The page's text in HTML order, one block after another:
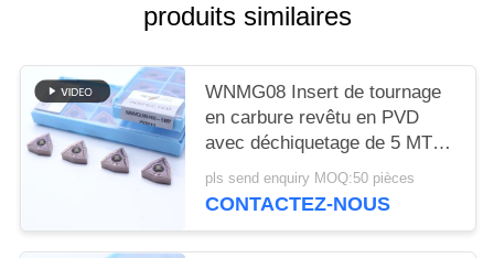
produits similaires
WNMG08 Insert de tournage
en carbure revêtu en PVD
avec déchiquetage de 5 MT
pour l'acier et l'acier allié
pls send enquiry MOQ:50 pièces
CONTACTEZ-NOUS